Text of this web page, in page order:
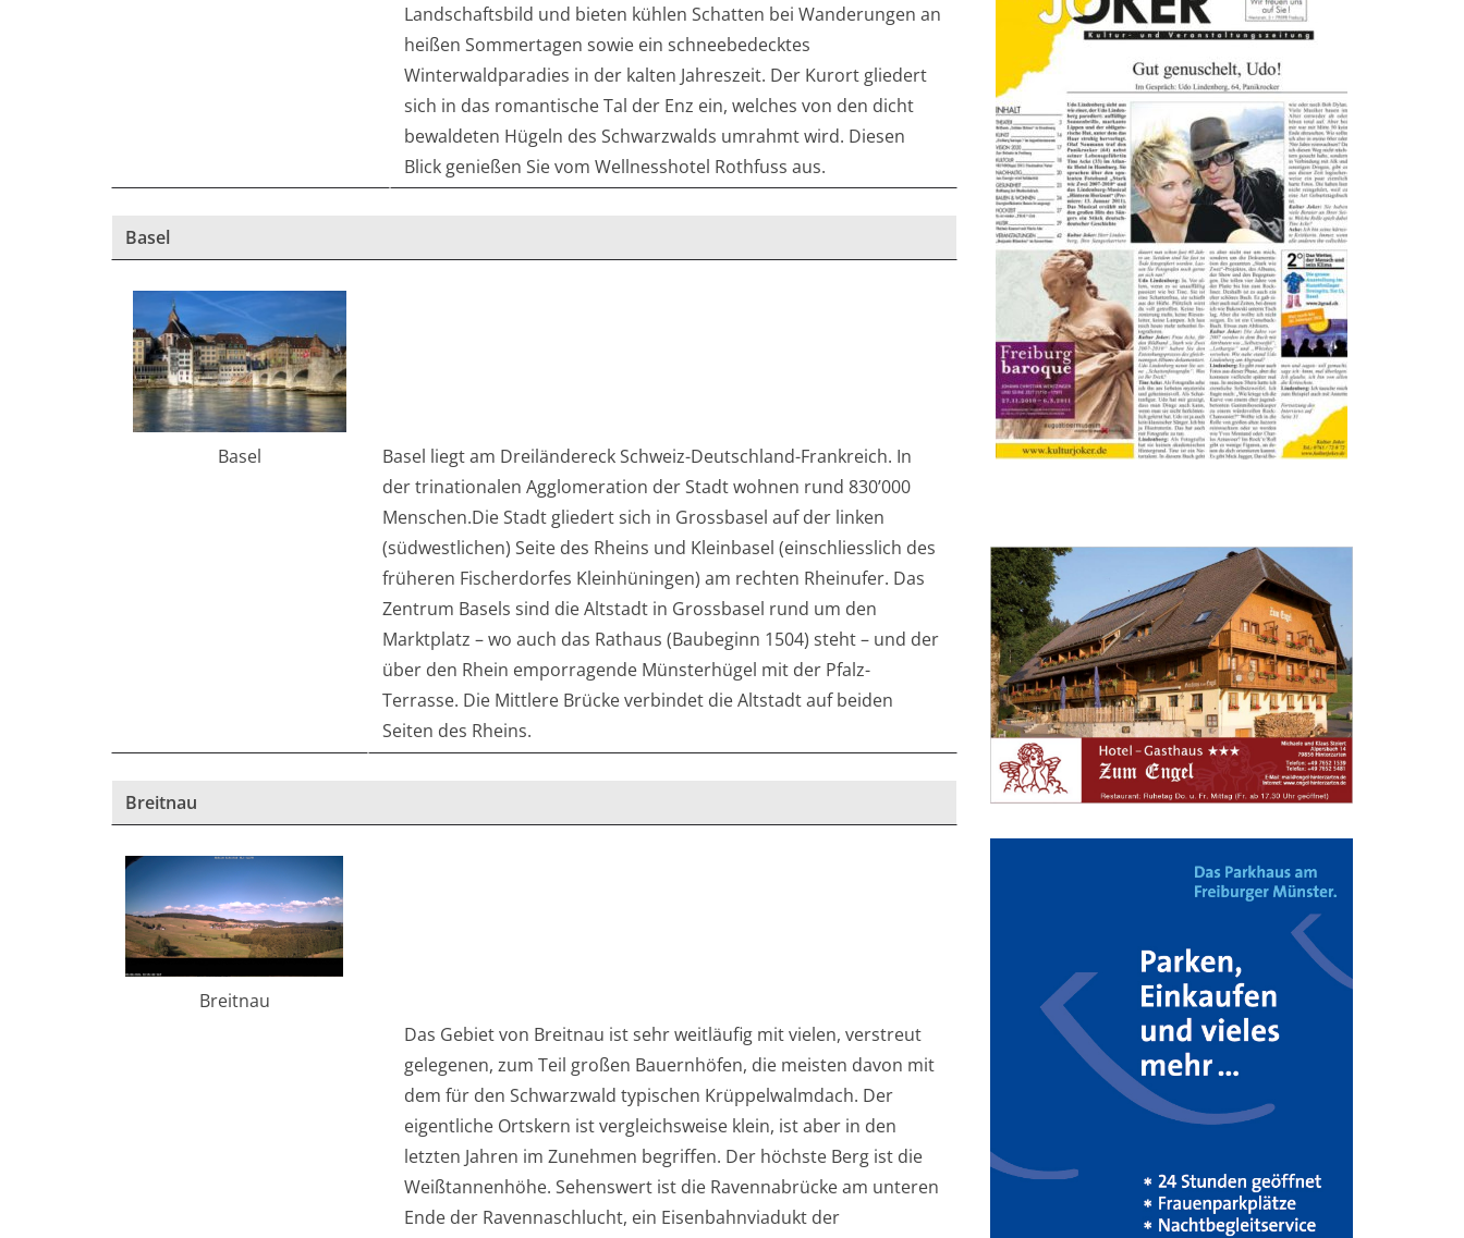
Landschaftsbild und bieten kühlen Schatten bei Wanderungen an
heißen Sommertagen sowie ein schneebedecktes
Winterwaldparadies in der kalten Jahreszeit. Der Kurort gliedert
sich in das romantische Tal der Enz ein, welches von den dicht
bewaldeten Hügeln des Schwarzwalds umrahmt wird. Diesen
Blick genießen Sie vom Wellnesshotel Rothfuss aus.
Basel
Basel
Basel liegt am Dreiländereck Schweiz-Deutschland-Frankreich. In
der trinationalen Agglomeration der Stadt wohnen rund 830’000
Menschen.Die Stadt gliedert sich in Grossbasel auf der linken
(südwestlichen) Seite des Rheins und Kleinbasel (einschliesslich des
früheren Fischerdorfes Kleinhüningen) am rechten Rheinufer. Das
Zentrum Basels sind die Altstadt in Grossbasel rund um den
Marktplatz – wo auch das Rathaus (Baubeginn 1504) steht – und der
über den Rhein emporragende Münsterhügel mit der Pfalz-
Terrasse. Die Mittlere Brücke verbindet die Altstadt auf beiden
Seiten des Rheins.
Breitnau
Breitnau
Das Gebiet von Breitnau ist sehr weitläufig mit vielen, verstreut
gelegenen, zum Teil großen Bauernhöfen, die meisten davon mit
dem für den Schwarzwald typischen Krüppelwalmdach. Der
eigentliche Ortskern ist vergleichsweise klein, ist aber in den
letzten Jahren im Zunehmen begriffen. Der höchste Berg ist die
Weißtannenhöhe. Sehenswert ist die Ravennabrücke am unteren
Ende der Ravennaschlucht, ein Eisenbahnviadukt der